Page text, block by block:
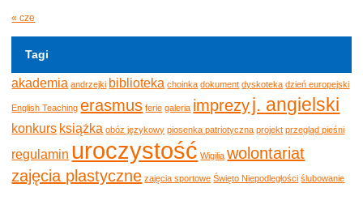
« cze
Tagi
akademia andrzejki biblioteka choinka dokument dyskoteka dzień europejski
English Teaching erasmus ferie galeria imprezyj. angielski
konkurs książka obóz językowy piosenka patriotyczna projekt przegląd pieśni
regulamin uroczystość Wigilia wolontariat
zajęcia plastyczne zajęcia sportowe Święto Niepodległości ślubowanie